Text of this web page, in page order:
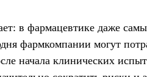
в фармацевтике даже
фармкомпании могут
начала клинических